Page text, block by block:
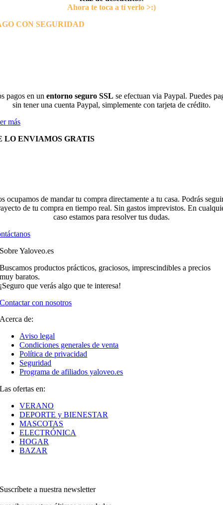
Ahora te toca a tí verlo >:)
CON SEGURIDAD
pagos en un entorno seguro SSL se efectuan via Paypal. Puedes
sin tener una cuenta Paypal, simplemente con tarjeta de crédito.
más
LO ENVIAMOS GRATIS
ocupamos de mandar tu compra directamente a tu casa. Podrás
de tu compra en tiempo real. Sin gastos imprevistos. En
caso estamos para resolver tus dudas.
Sobre Yaloveo.es
Buscamos productos prácticos, graciosos, imprescindibles a precios
muy baratos.
¡Seguro que verás algo que te interesa!
Contactar con nosotros
Acerca de:
Aviso legal
Condiciones generales de venta
Política de privacidad
Seguridad
Programa de afiliados yaloveo.es
Las ofertas en:
VERANO
DEPORTE y BIENESTAR
MASCOTAS
ELECTRÓNICA
HOGAR
BAZAR
Suscríbete a nuestra newsletter